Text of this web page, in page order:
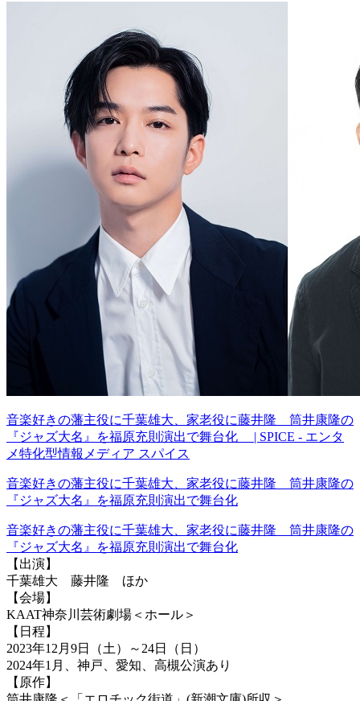
音楽好きの藩主役に千葉雄大、家老役に藤井隆 筒井康隆の
『ジャズ大名』を福原充則演出で舞台化 | SPICE - エンタ
メ特化型情報メディア スパイス
音楽好きの藩主役に千葉雄大、家老役に藤井隆 筒井康隆の
『ジャズ大名』を福原充則演出で舞台化
音楽好きの藩主役に千葉雄大、家老役に藤井隆 筒井康隆の
『ジャズ大名』を福原充則演出で舞台化
【出演】
千葉雄大 藤井隆 ほか
【会場】
KAAT神奈川芸術劇場＜ホール＞
【日程】
2023年12月9日（土）～24日（日）
2024年1月、神戸、愛知、高槻公演あり
【原作】